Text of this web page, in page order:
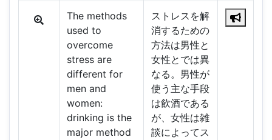
The methods
used to
overcome
stress are
different for
men and
women:
drinking is the
major method
ストレスを解
消するための
方法は男性と
女性とでは異
なる。男性が
使う主な手段
は飲酒である
が、女性は雑
談によってス